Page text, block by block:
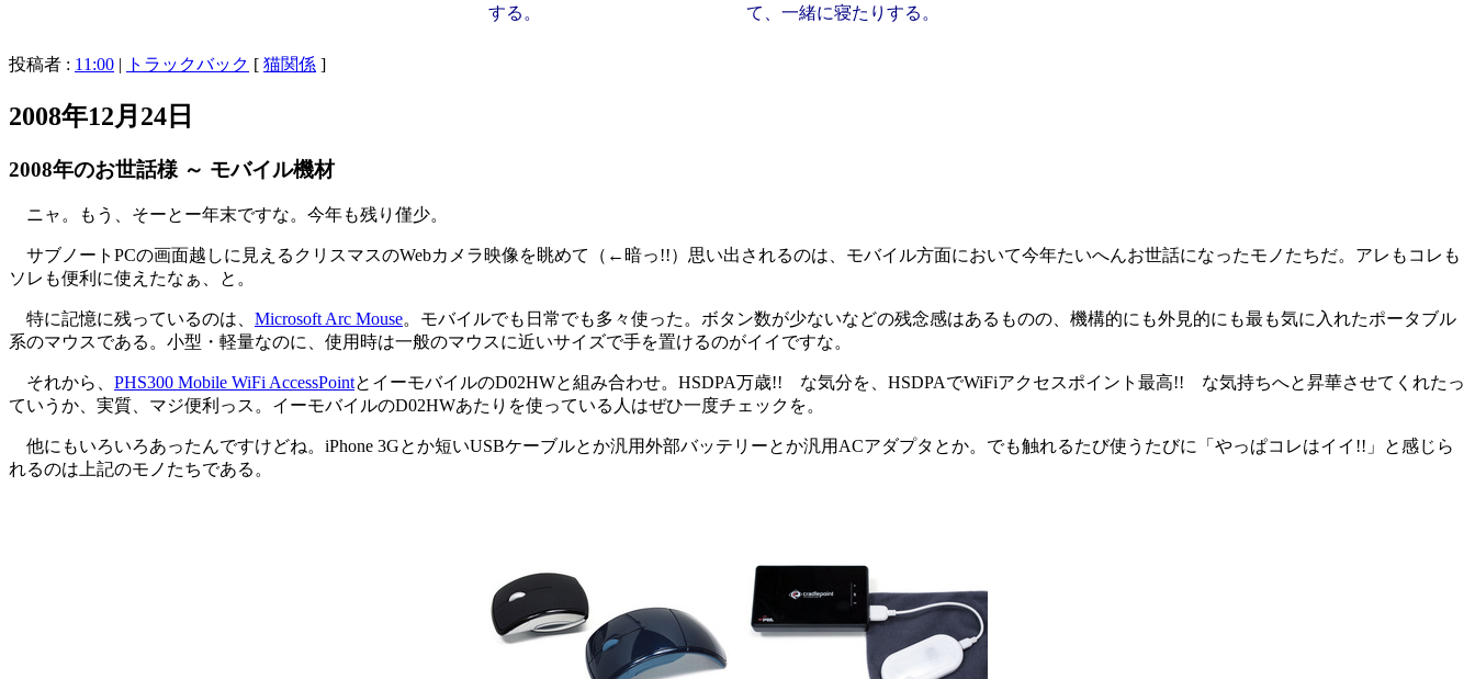
する。
て、一緒に寝たりする。
投稿者 : 11:00 | トラックバック [ 猫関係 ]
2008年12月24日
2008年のお世話様 ～ モバイル機材
ニャ。もう、そーとー年末ですな。今年も残り僅少。
サブノートPCの画面越しに見えるクリスマスのWebカメラ映像を眺めて（←暗っ!!）思い出されるのは、モバイル方面において今年たいへんお世話になったモノたちだ。アレもコレも
ソレも便利に使えたなぁ、と。
特に記憶に残っているのは、 Microsoft Arc Mouse。モバイルでも日常でも多々使った。ボタン数が少ないなどの残念感はあるものの、機構的にも外見的にも最も気に入れたポータブル
系のマウスである。小型・軽量なのに、使用時は一般のマウスに近いサイズで手を置けるのがイイですな。
それから、 PHS300 Mobile WiFi AccessPointとイーモバイルのD02HWと組み合わせ。HSDPA万歳!! な気分を、HSDPAでWiFiアクセスポイント最高!! な気持ちへと昇華させてくれたっ
ていうか、実質、マジ便利っス。イーモバイルのD02HWあたりを使っている人はぜひ一度チェックを。
他にもいろいろあったんですけどね。iPhone 3Gとか短いUSBケーブルとか汎用外部バッテリーとか汎用ACアダプタとか。でも触れるたび使うたびに「やっぱコレはイイ!!」と感じら
れるのは上記のモノたちである。